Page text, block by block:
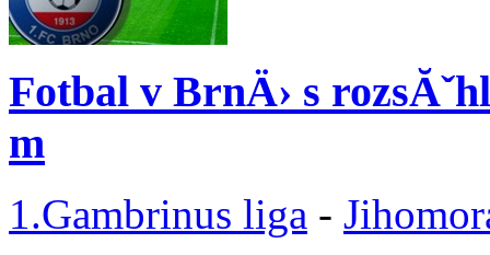
Fotbal v BrnÄ› s
m
1.Gambrinus liga -